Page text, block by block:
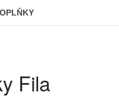
Fila